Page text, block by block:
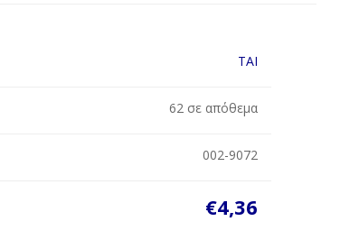
TAI
62 σε απόθεμα
002-9072
€4,36